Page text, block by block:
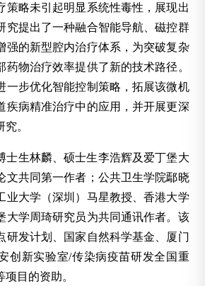
策略未引起明显系统性毒性，展现出
究提出了一种融合智能导航、磁控群
强的新型腔内治疗体系，为突破复杂
药物治疗效率提供了新的技术路径。
一步优化智能控制策略，拓展该微机
疾病精准治疗中的应用，并开展更深
。
士生林麟、硕士生李浩辉及爱丁堡大
文共同第一作者；公共卫生学院鄢晓
业大学（深圳）马星教授、香港大学
大学周琦研究员为共同通讯作者。该
研发计划、国家自然科学基金、厦门
创新实验室/传染病疫苗研发全国重
目的资助。